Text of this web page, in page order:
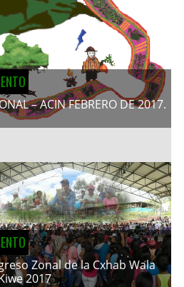
– ACIN FEBRERO DE 2017.
Zonal de la Cxhab Wala
2017